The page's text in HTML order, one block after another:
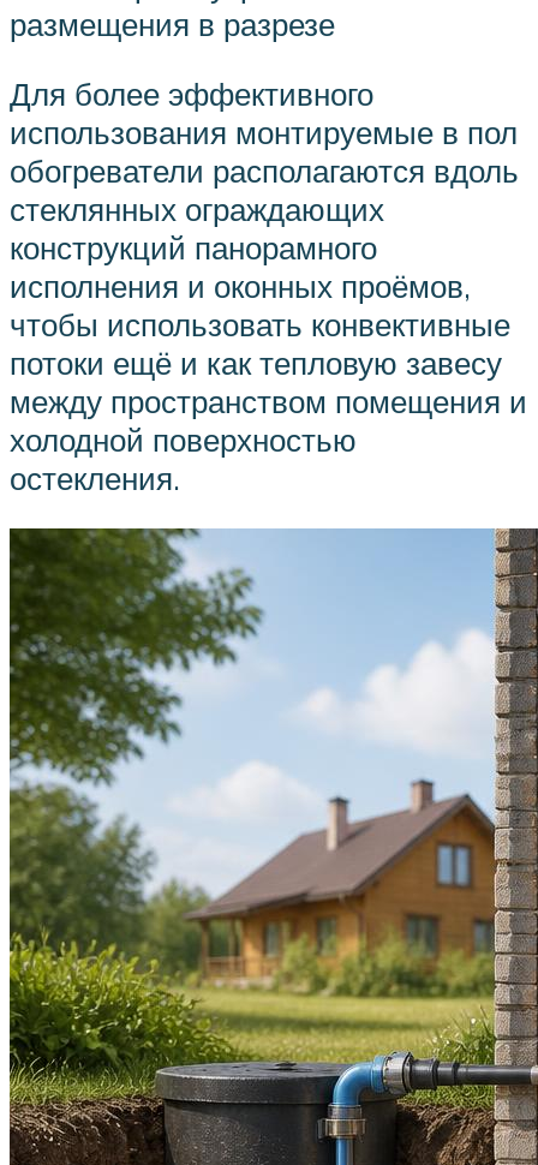
размещения в разрезе
Для более эффективного
использования монтируемые в пол
обогреватели располагаются вдоль
стеклянных ограждающих
конструкций панорамного
исполнения и оконных проёмов,
чтобы использовать конвективные
потоки ещё и как тепловую завесу
между пространством помещения и
холодной поверхностью
остекления.